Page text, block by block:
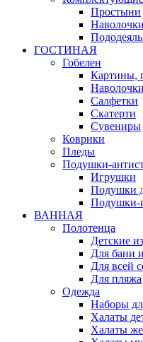
Простыни
Наволочки
ГОСТИНАЯ
Гобелен
Картины,
Наволочки
Салфетки
Скатерти
Сувениры
Коврики
Пледы
Подушки-
Игрушки
Подушки
Подушки-
ВАННАЯ
Полотенца
Детские
Для бани
Для всей
Для пляжа
Одежда
Наборы
Халаты
Халаты